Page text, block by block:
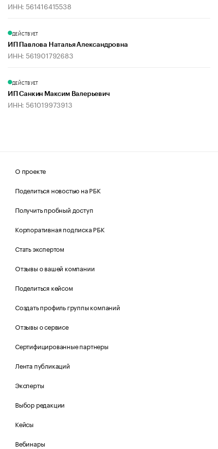
ИНН: 561416415538
ДЕЙСТВУЕТ
ИП Павлова Наталья Александровна
ИНН: 561901792683
ДЕЙСТВУЕТ
ИП Санкин Максим Валерьевич
ИНН: 561019973913
О проекте
Поделиться новостью на РБК
Получить пробный доступ
Корпоративная подписка РБК
Стать экспертом
Отзывы о вашей компании
Поделиться кейсом
Создать профиль группы компаний
Отзывы о сервисе
Сертифицированные партнеры
Лента публикаций
Эксперты
Выбор редакции
Кейсы
Вебинары